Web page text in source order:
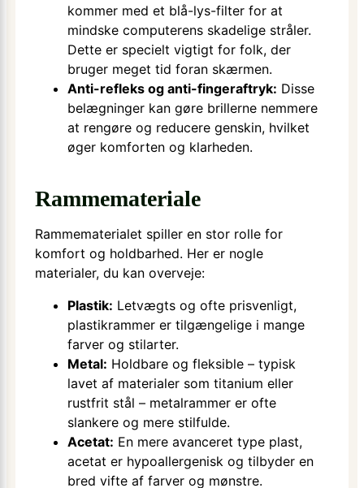
kommer med et blå-lys-filter for at
mindske computerens skadelige stråler.
Dette er specielt vigtigt for folk, der
bruger meget tid foran skærmen.
Anti-refleks og anti-fingeraftryk: Disse
belægninger kan gøre brillerne nemmere
at rengøre og reducere genskin, hvilket
øger komforten og klarheden.
Rammemateriale
Rammematerialet spiller en stor rolle for
komfort og holdbarhed. Her er nogle
materialer, du kan overveje:
Plastik: Letvægts og ofte prisvenligt,
plastikrammer er tilgængelige i mange
farver og stilarter.
Metal: Holdbare og fleksible – typisk
lavet af materialer som titanium eller
rustfrit stål – metalrammer er ofte
slankere og mere stilfulde.
Acetat: En mere avanceret type plast,
acetat er hypoallergenisk og tilbyder en
bred vifte af farver og mønstre.